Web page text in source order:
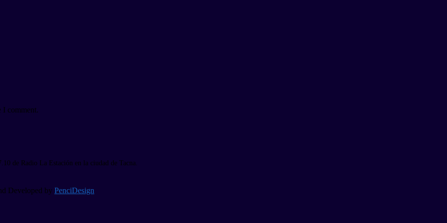
I comment.
de Radio La Estación en la ciudad de Tacna.
Developed by PenciDesign